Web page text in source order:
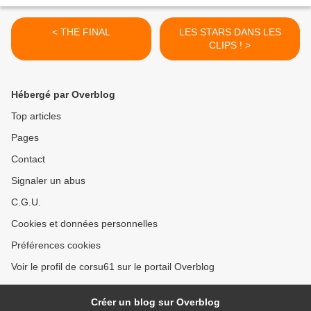
< THE FINAL
LES STARS DANS LES
CLIPS ! >
Hébergé par Overblog
Top articles
Pages
Contact
Signaler un abus
C.G.U.
Cookies et données personnelles
Préférences cookies
Voir le profil de corsu61 sur le portail Overblog
Créer un blog sur Overblog